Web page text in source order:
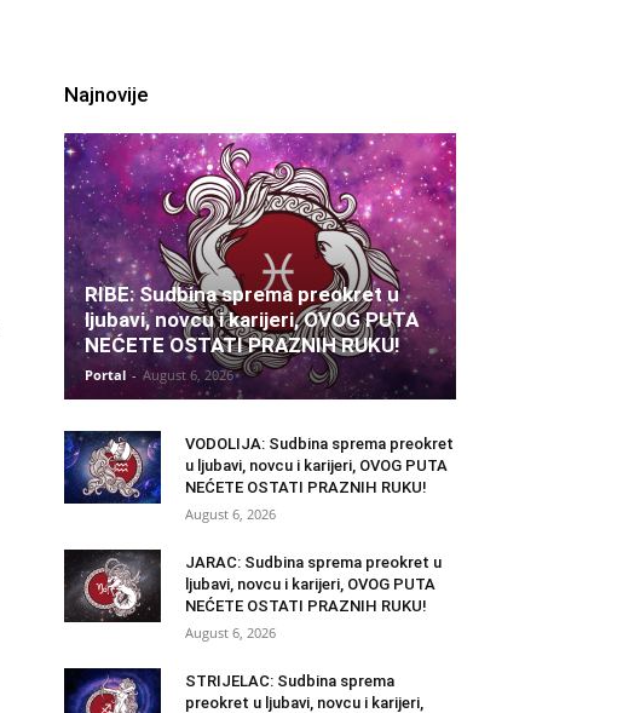
Najnovije
RIBE: Sudbina sprema preokret u
ljubavi, novcu i karijeri, OVOG PUTA
NEĆETE OSTATI PRAZNIH RUKU!
Portal - August 6, 2026
VODOLIJA: Sudbina sprema preokret
u ljubavi, novcu i karijeri, OVOG PUTA
NEĆETE OSTATI PRAZNIH RUKU!
August 6, 2026
JARAC: Sudbina sprema preokret u
ljubavi, novcu i karijeri, OVOG PUTA
NEĆETE OSTATI PRAZNIH RUKU!
August 6, 2026
STRIJELAC: Sudbina sprema
preokret u ljubavi, novcu i karijeri,